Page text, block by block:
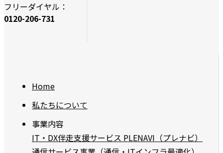
フリーダイヤル：
0120-206-731
Home
私たちについて
事業内容
IT・DX伴走支援サービス PLENAVI（プレナビ）